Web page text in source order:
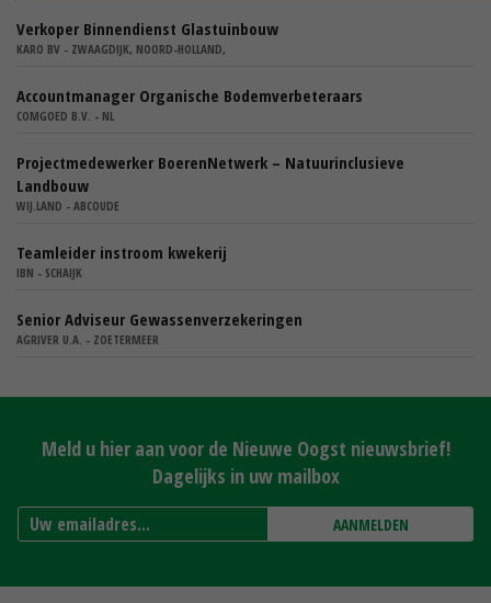
Verkoper Binnendienst Glastuinbouw
KARO BV - ZWAAGDIJK, NOORD-HOLLAND,
Accountmanager Organische Bodemverbeteraars
COMGOED B.V. - NL
Projectmedewerker BoerenNetwerk – Natuurinclusieve
Landbouw
WIJ.LAND - ABCOUDE
Teamleider instroom kwekerij
IBN - SCHAIJK
Senior Adviseur Gewassenverzekeringen
AGRIVER U.A. - ZOETERMEER
Meld u hier aan voor de Nieuwe Oogst nieuwsbrief!
Dagelijks in uw mailbox
AANMELDEN